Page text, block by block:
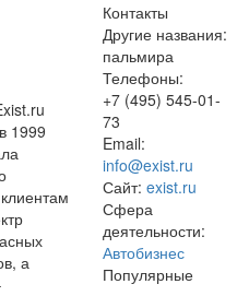
1999
а
Контакты
Другие названия:
пальмира
Телефоны:
+7 (495) 545-01-
73
Email:
info@exist.ru
Сайт: exist.ru
Сфера
деятельности:
Автобизнес
Популярные